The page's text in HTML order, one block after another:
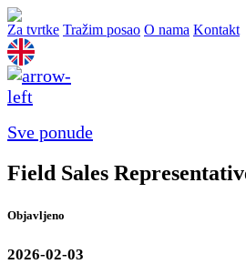
Za tvrtke Tražim posao O nama Kontakt
Sve ponude
Field Sales
Objavljeno
2026-02-03